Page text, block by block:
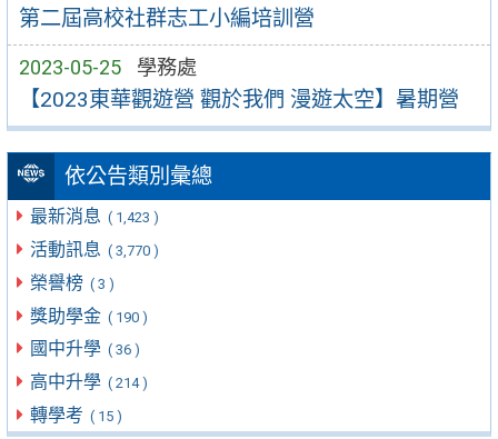
第二屆高校社群志工小編培訓營
2023-05-25 學務處
【2023東華觀遊營 觀於我們 漫遊太空】暑期營
依公告類別彙總
最新消息 ( 1,423 )
活動訊息 ( 3,770 )
榮譽榜 ( 3 )
獎助學金 ( 190 )
國中升學 ( 36 )
高中升學 ( 214 )
轉學考 ( 15 )